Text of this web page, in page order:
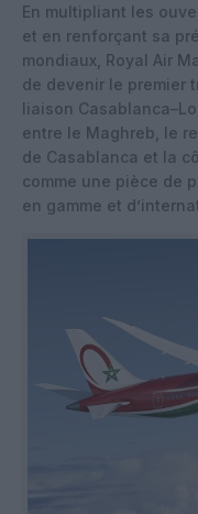
En multipliant les
et en renforçant sa
mondiaux, Royal Air
de devenir le premier
liaison
entre le Maghreb, le
de Casablanca et la
comme une pièce de
en gamme et